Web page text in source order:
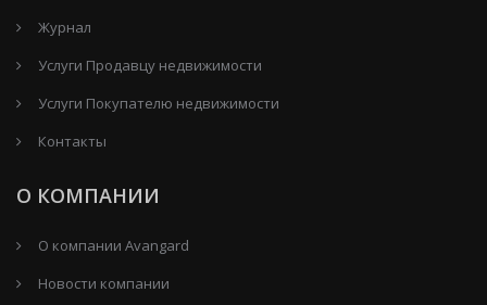
Журнал
Услуги Продавцу недвижимости
Услуги Покупателю недвижимости
Контакты
О КОМПАНИИ
О компании Avangard
Новости компании